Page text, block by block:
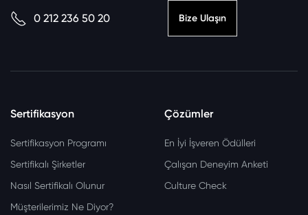
0 212 236 50 20 Bize Ulaşın
Sertifikasyon
Sertifikasyon Programı
Sertifikalı Şirketler
Nasıl Sertifikalı Olunur
Müşterilerimiz Ne Diyor?
Çözümler
En İyi İşveren Ödülleri
Çalışan Deneyim Anketi
Culture Check